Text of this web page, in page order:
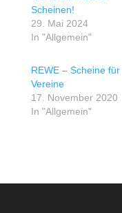
Scheinen!
29. Mai 2024
In "Allgemein"
REWE – Scheine für
Vereine
17. November 2020
In "Allgemein"